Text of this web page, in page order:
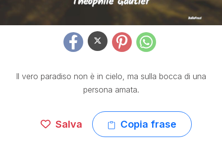
Il vero paradiso non è in cielo, ma sulla bocca di una
persona amata.
Salva Copia frase